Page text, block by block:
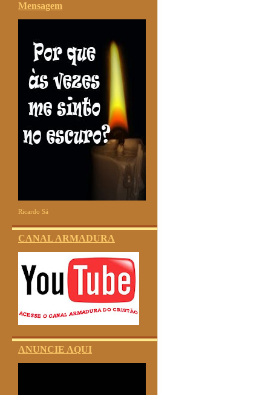
Mensagem
Ricardo Sá
CANAL ARMADURA
ANUNCIE AQUI